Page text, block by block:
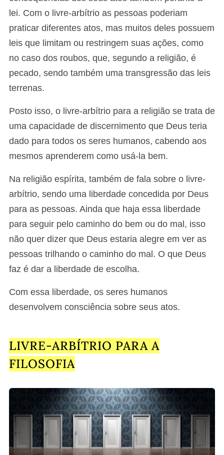
lei. Com o livre-arbítrio as pessoas poderiam
praticar diferentes atos, mas muitos deles possuem
leis que limitam ou restringem suas ações, como
no caso dos roubos, que, segundo a religião, é
pecado, sendo também uma transgressão das leis
terrenas.
Posto isso, o livre-arbítrio para a religião se trata de
uma capacidade de discernimento que Deus teria
dado para todos os seres humanos, cabendo aos
mesmos aprenderem como usá-la bem.
Na religião espírita, também de fala sobre o livre-
arbítrio, sendo uma liberdade concedida por Deus
para as pessoas. Ainda que haja essa liberdade
para seguir pelo caminho do bem ou do mal, isso
não quer dizer que Deus estaria alegre em ver as
pessoas trilhando o caminho do mal. O que Deus
faz é dar a liberdade de escolha.
Com essa liberdade, os seres humanos
desenvolvem consciência sobre seus atos.
LIVRE-ARBÍTRIO PARA A
FILOSOFIA